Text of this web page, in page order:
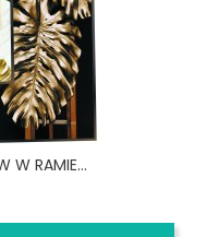
W RAMIE...